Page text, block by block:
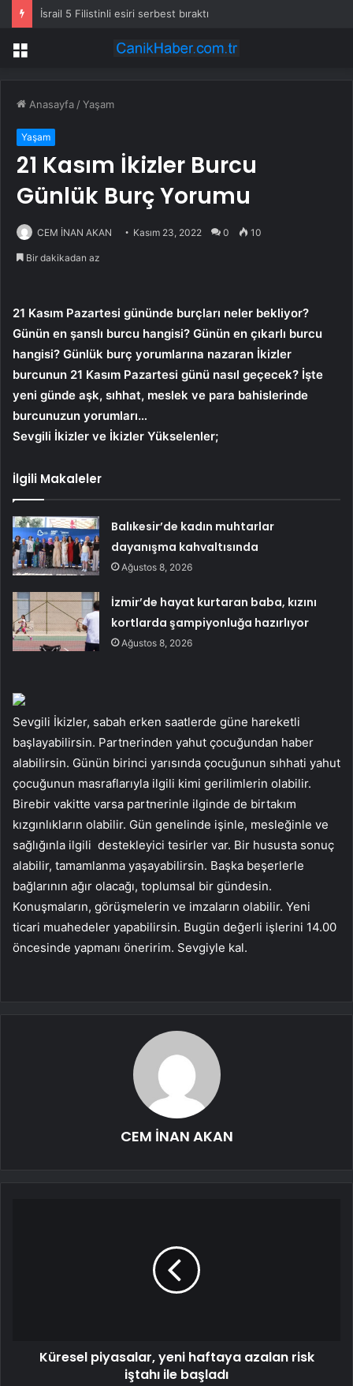
İsrail 5 Filistinli esiri serbest bıraktı
Menü
Anasayfa /Yaşam
Yaşam
21 Kasım İkizler Burcu
Günlük Burç Yorumu
CEM İNAN AKAN Kasım 23, 2022 0 10
Bir dakikadan az
21 Kasım Pazartesi gününde burçları neler bekliyor?
Günün en şanslı burcu hangisi? Günün en çıkarlı burcu
hangisi? Günlük burç yorumlarına nazaran İkizler
burcunun 21 Kasım Pazartesi günü nasıl geçecek? İşte
yeni günde aşk, sıhhat, meslek ve para bahislerinde
burcunuzun yorumları…
Sevgili İkizler ve İkizler Yükselenler;
İlgili Makaleler
Balıkesir’de kadın muhtarlar
dayanışma kahvaltısında
Ağustos 8, 2026
İzmir’de hayat kurtaran baba, kızını
kortlarda şampiyonluğa hazırlıyor
Ağustos 8, 2026
Sevgili İkizler, sabah erken saatlerde güne hareketli
başlayabilirsin. Partnerinden yahut çocuğundan haber
alabilirsin. Günün birinci yarısında çocuğunun sıhhati yahut
çocuğunun masraflarıyla ilgili kimi gerilimlerin olabilir.
Birebir vakitte varsa partnerinle ilginde de birtakım
kızgınlıkların olabilir. Gün genelinde işinle, mesleğinle ve
sağlığınla ilgili destekleyici tesirler var. Bir hususta sonuç
alabilir, tamamlanma yaşayabilirsin. Başka beşerlerle
bağlarının ağır olacağı, toplumsal bir gündesin.
Konuşmaların, görüşmelerin ve imzaların olabilir. Yeni
ticari muahedeler yapabilirsin. Bugün değerli işlerini 14.00
öncesinde yapmanı öneririm. Sevgiyle kal.
CEM İNAN AKAN
Küresel piyasalar, yeni haftaya azalan risk
iştahı ile başladı